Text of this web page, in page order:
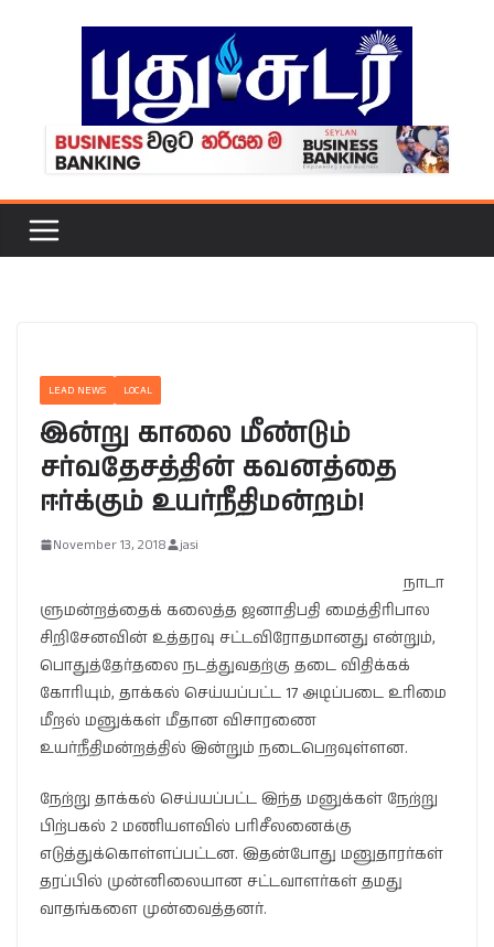
LEAD NEWS LOCAL
இன்று காலை மீண்டும்
சர்வதேசத்தின் கவனத்தை
ஈர்க்கும் உயர்நீதிமன்றம்!
November 13, 2018 jasi
நாடா
ளுமன்றத்தைக் கலைத்த ஜனாதிபதி மைத்திரிபால
சிறிசேனவின் உத்தரவு சட்டவிரோதமானது என்றும்,
பொதுத்தேர்தலை நடத்துவதற்கு தடை விதிக்கக்
கோரியும், தாக்கல் செய்யப்பட்ட 17 அடிப்படை உரிமை
மீறல் மனுக்கள் மீதான விசாரணை
உயர்நீதிமன்றத்தில் இன்றும் நடைபெறவுள்ளன.
நேற்று தாக்கல் செய்யப்பட்ட இந்த மனுக்கள் நேற்று
பிற்பகல் 2 மணியளவில் பரிசீலனைக்கு
எடுத்துக்கொள்ளப்பட்டன. இதன்போது மனுதாரர்கள்
தரப்பில் முன்னிலையான சட்டவாளர்கள் தமது
வாதங்களை முன்வைத்தனர்.